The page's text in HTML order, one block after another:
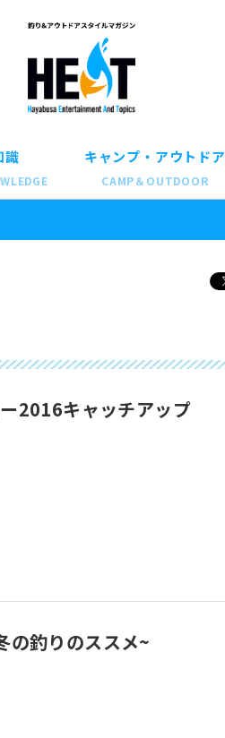
識 キャンプ・アウトドア
CAMP＆OUTDOOR
2016キャッチアップ
の釣りのススメ~